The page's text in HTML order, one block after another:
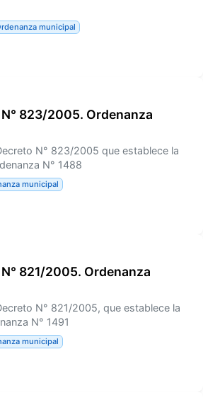
municipal
823/2005. Ordenanza
N° 823/2005 que establece la
N° 1488
municipal
821/2005. Ordenanza
N° 821/2005, que establece la
N° 1491
municipal